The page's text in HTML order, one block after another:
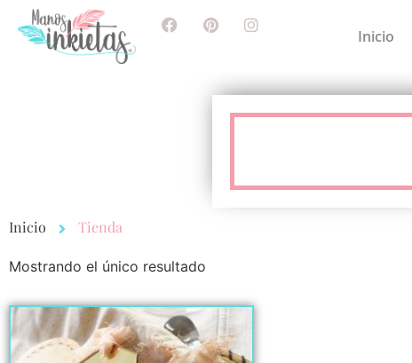
Inicio
Inicio Tienda
Mostrando el único resultado